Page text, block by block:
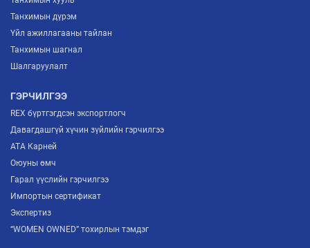
Танхимын дүрэм
Үйл ажиллагааны тайлан
Танхимын шагнал
Шалгаруулалт
ГЭРЧИЛГЭЭ
REX бүртгэгдсэн экспортлогч
Давагдашгүй хүчин зүйлийн гэрчилгээ
ATA Карней
Оюуны өмч
Гарал үүслийн гэрчилгээ
Импортын сертификат
Экспертиз
“WOMEN OWNED” тохирлын тэмдэг